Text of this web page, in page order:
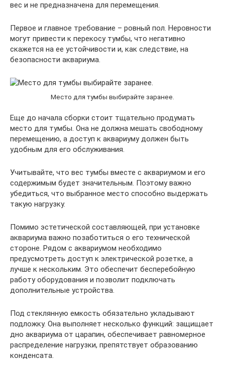
вес и не предназначена для перемещения.
Первое и главное требование – ровный пол. Неровности
могут привести к перекосу тумбы, что негативно
скажется на ее устойчивости и, как следствие, на
безопасности аквариума.
Место для тумбы выбирайте заранее.
Еще до начала сборки стоит тщательно продумать
место для тумбы. Она не должна мешать свободному
перемещению, а доступ к аквариуму должен быть
удобным для его обслуживания.
Учитывайте, что вес тумбы вместе с аквариумом и его
содержимым будет значительным. Поэтому важно
убедиться, что выбранное место способно выдержать
такую нагрузку.
Помимо эстетической составляющей, при установке
аквариума важно позаботиться о его технической
стороне. Рядом с аквариумом необходимо
предусмотреть доступ к электрической розетке, а
лучше к нескольким. Это обеспечит бесперебойную
работу оборудования и позволит подключать
дополнительные устройства.
Под стеклянную емкость обязательно укладывают
подложку. Она выполняет несколько функций: защищает
дно аквариума от царапин, обеспечивает равномерное
распределение нагрузки, препятствует образованию
конденсата.